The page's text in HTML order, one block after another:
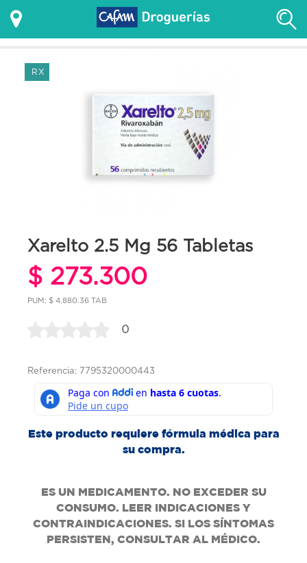
RX
Xarelto 2.5 Mg 56 Tabletas
$ 273.300
PUM: $ 4,880.36 TAB
0
Referencia: 7795320000443
Este producto requiere fórmula médica para
su compra.
ES UN MEDICAMENTO. NO EXCEDER SU
CONSUMO. LEER INDICACIONES Y
CONTRAINDICACIONES. SI LOS SÍNTOMAS
PERSISTEN, CONSULTAR AL MÉDICO.